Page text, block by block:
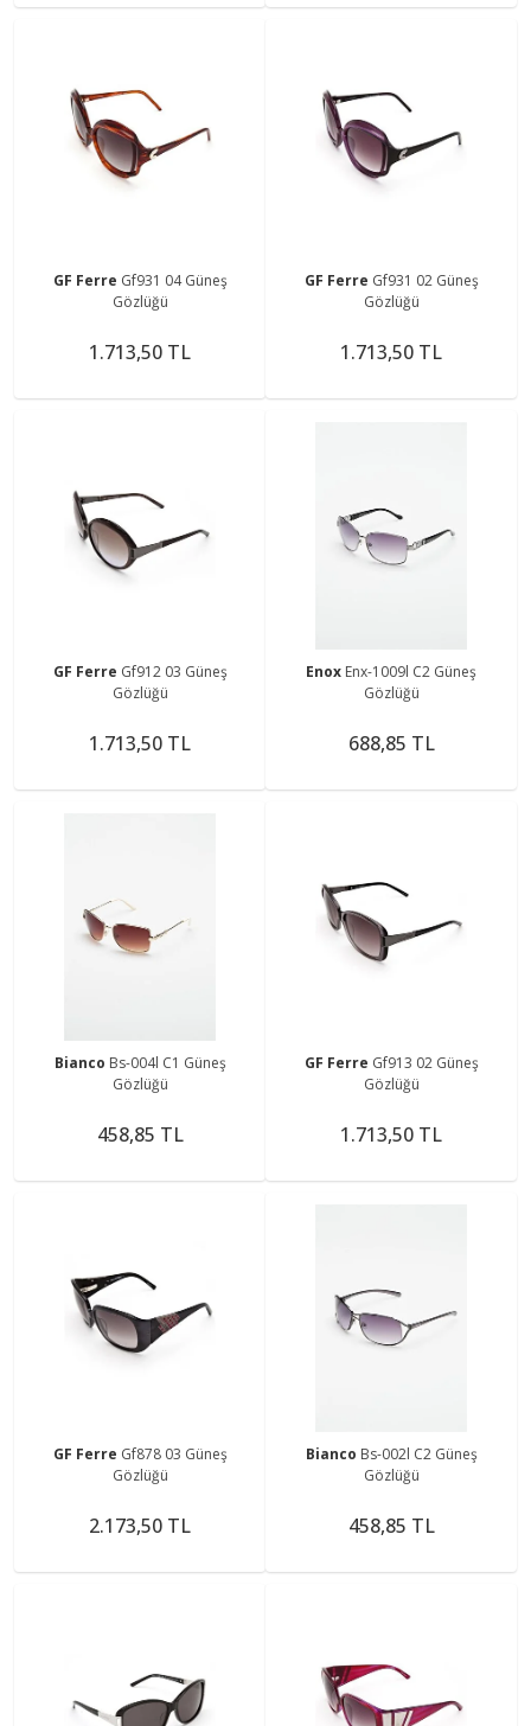
GF Ferre Gf931 04 Güneş
Gözlüğü
1.713,50 TL
GF Ferre Gf931 02 Güneş
Gözlüğü
1.713,50 TL
GF Ferre Gf912 03 Güneş
Gözlüğü
1.713,50 TL
Enox Enx-1009l C2 Güneş
Gözlüğü
688,85 TL
Bianco Bs-004l C1 Güneş
Gözlüğü
458,85 TL
GF Ferre Gf913 02 Güneş
Gözlüğü
1.713,50 TL
GF Ferre Gf878 03 Güneş
Gözlüğü
2.173,50 TL
Bianco Bs-002l C2 Güneş
Gözlüğü
458,85 TL